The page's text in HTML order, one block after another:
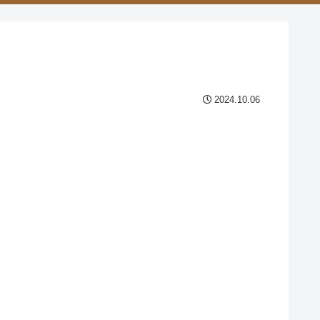
2024.10.06